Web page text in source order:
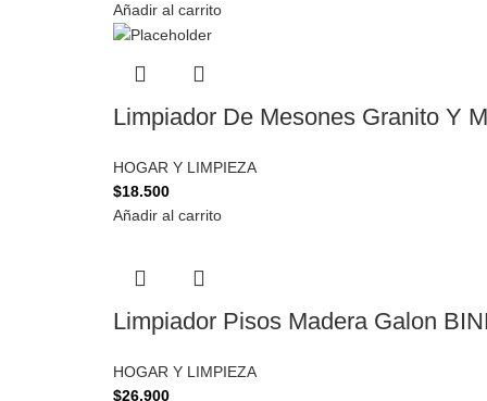
Añadir al carrito
Limpiador De Mesones Granito Y
HOGAR Y LIMPIEZA
$18.500
Añadir al carrito
Limpiador Pisos Madera Galon
HOGAR Y LIMPIEZA
$26.900